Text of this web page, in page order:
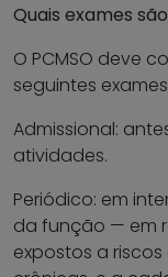
Quais exames
O PCMSO deve
seguintes
Admissional:
atividades.
Periódico: em
da função — em
expostos a